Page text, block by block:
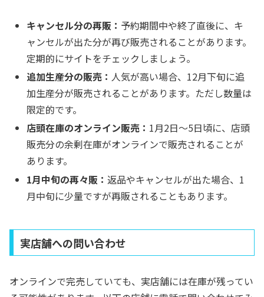
キャンセル分の再販： 予約期間中や終了直後に、キ
ャンセルが出た分が再び販売されることがあります。
定期的にサイトをチェックしましょう。
追加生産分の販売： 人気が高い場合、12月下旬に追
加生産分が販売されることがあります。ただし数量は
限定的です。
店頭在庫のオンライン販売： 1月2日〜5日頃に、店頭
販売分の余剰在庫がオンラインで販売されることが
あります。
1月中旬の再々販：返品やキャンセルが出た場合、1
月中旬に少量ですが再販されることもあります。
実店舗への問い合わせ
オンラインで完売していても、実店舗には在庫が残ってい